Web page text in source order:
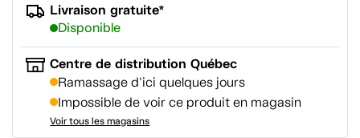
Livraison gratuite*
Disponible
Centre de distribution Québec
Ramassage d'ici quelques jours
Impossible de voir ce produit en magasin
Voir tous les magasins